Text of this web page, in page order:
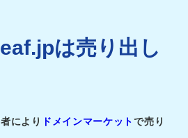
は売り出し
により ドメインマーケットで売り